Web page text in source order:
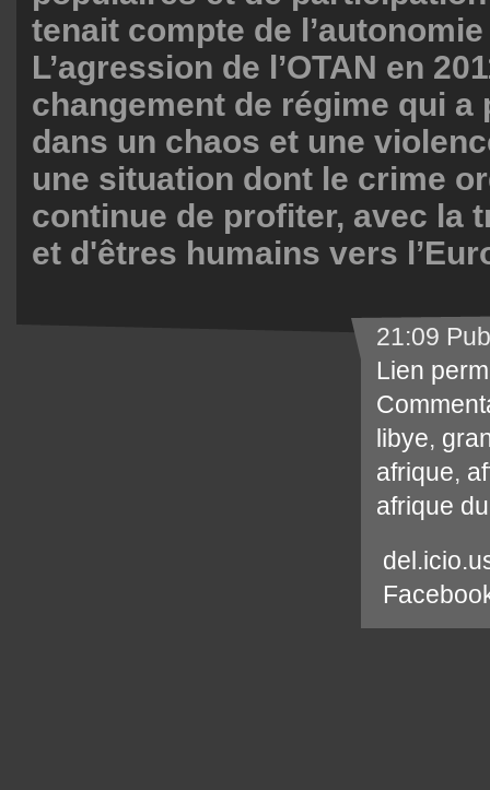
tenait compte de
L’agression de l’OTAN en
changement de régime qui a
dans un chaos et une
une situation dont le crime
continue de profiter, avec la
et d'êtres humains vers
21:09
Lien
libye,
afrique,
afrique